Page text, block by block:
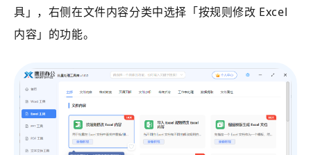
具」 ，右侧在文件内容分类中选择 「按规则修改 Excel
内容」的功能。